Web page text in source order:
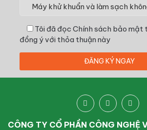
Tôi đã đọc Chính sách bảo mật
đồng ý với thỏa thuận này
CÔNG TY CỔ PHẦN CÔNG NGHỆ